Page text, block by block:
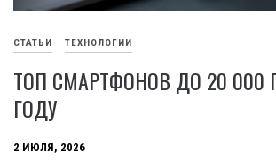
СТАТЬИ ТЕХНОЛОГИИ
ТОП СМАРТФОНОВ ДО 20 000
ГОДУ
2 ИЮЛЯ, 2026